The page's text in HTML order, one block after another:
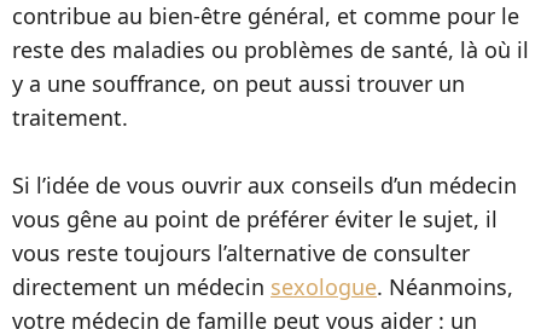
contribue au bien-être général, et comme pour le
reste des maladies ou problèmes de santé, là où il
y a une souffrance, on peut aussi trouver un
traitement.
Si l’idée de vous ouvrir aux conseils d’un médecin
vous gêne au point de préférer éviter le sujet, il
vous reste toujours l’alternative de consulter
directement un médecin sexologue. Néanmoins,
votre médecin de famille peut vous aider : un